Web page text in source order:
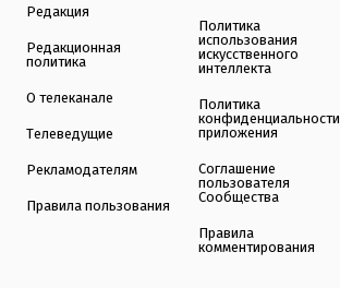
Редакция
Редакционная
политика
О телеканале
Телеведущие
Рекламодателям
Правила пользования
Политика
использования
искусственного
интеллекта
Политика
конфиденциальности
приложения
Соглашение
пользователя
Сообщества
Правила
комментирования